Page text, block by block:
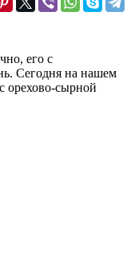
его с
Сегодня на нашем
орехово-сырной